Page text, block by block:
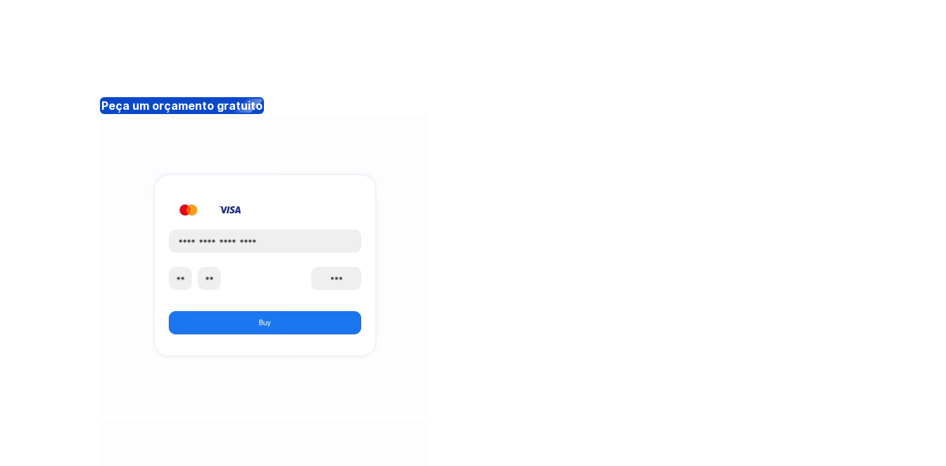
Peça um orçamento gratuito